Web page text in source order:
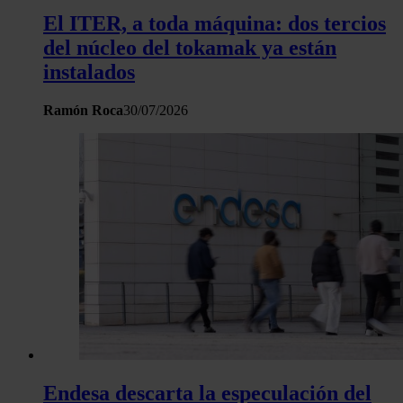
El ITER, a toda máquina: dos tercios
del núcleo del tokamak ya están
instalados
Ramón Roca30/07/2026
Endesa descarta la especulación del